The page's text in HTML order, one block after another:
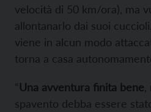
velocità di 50 km/ora), ma
allontanarlo dai suoi
viene in alcun modo
torna a casa
“Una avventura finita bene
spavento debba essere